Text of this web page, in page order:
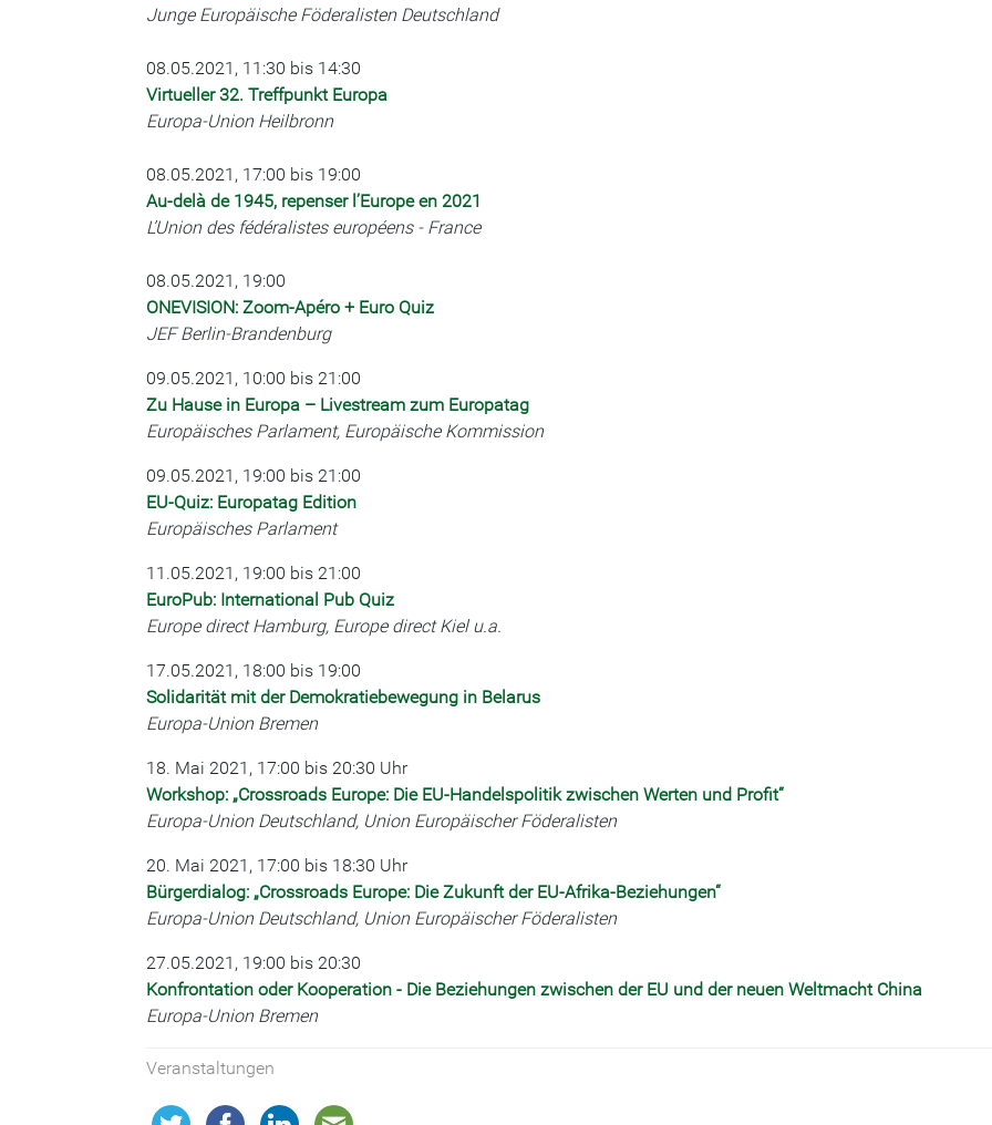
Junge Europäische Föderalisten Deutschland
08.05.2021, 11:30 bis 14:30
Virtueller 32. Treffpunkt Europa
Europa-Union Heilbronn
08.05.2021, 17:00 bis 19:00
Au-delà de 1945, repenser l’Europe en 2021
L’Union des fédéralistes européens - France
08.05.2021, 19:00
ONEVISION: Zoom-Apéro + Euro Quiz
JEF Berlin-Brandenburg
09.05.2021, 10:00 bis 21:00
Zu Hause in Europa – Livestream zum Europatag
Europäisches Parlament, Europäische Kommission
09.05.2021, 19:00 bis 21:00
EU-Quiz: Europatag Edition
Europäisches Parlament
11.05.2021, 19:00 bis 21:00
EuroPub: International Pub Quiz
Europe direct Hamburg, Europe direct Kiel u.a.
17.05.2021, 18:00 bis 19:00
Solidarität mit der Demokratiebewegung in Belarus
Europa-Union Bremen
18. Mai 2021, 17:00 bis 20:30 Uhr
Workshop: „Crossroads Europe: Die EU-Handelspolitik zwischen Werten und Profit“
Europa-Union Deutschland, Union Europäischer Föderalisten
20. Mai 2021, 17:00 bis 18:30 Uhr
Bürgerdialog: „Crossroads Europe: Die Zukunft der EU-Afrika-Beziehungen“
Europa-Union Deutschland, Union Europäischer Föderalisten
27.05.2021, 19:00 bis 20:30
Konfrontation oder Kooperation - Die Beziehungen zwischen der EU und der neuen Weltmacht China
Europa-Union Bremen
Veranstaltungen